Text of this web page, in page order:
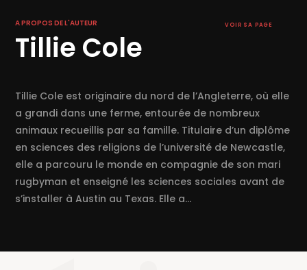
A PROPOS DE L'AUTEUR VOIR SA PAGE
Tillie Cole
Tillie Cole est originaire du nord de l’Angleterre, où elle
a grandi dans une ferme, entourée de nombreux
animaux recueillis par sa famille. Titulaire d’un diplôme
en sciences des religions de l’université de Newcastle,
elle a parcouru le monde en compagnie de son mari
rugbyman et enseigné les sciences sociales avant de
s’installer à Austin au Texas. Elle a...